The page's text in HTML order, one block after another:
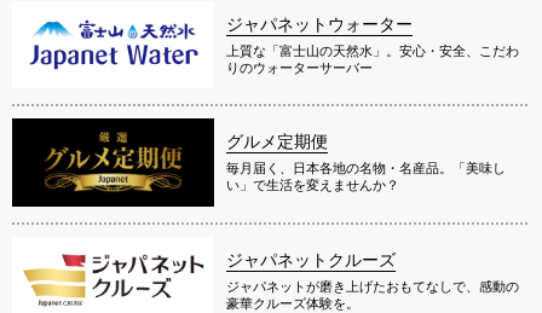
ジャパネットウォーター
上質な「富士山の天然水」。安心・安全、こだわ
りのウォーターサーバー
グルメ定期便
毎月届く、日本各地の名物・名産品。「美味し
い」で生活を変えませんか？
ジャパネットクルーズ
ジャパネットが磨き上げたおもてなしで、感動の
豪華クルーズ体験を。